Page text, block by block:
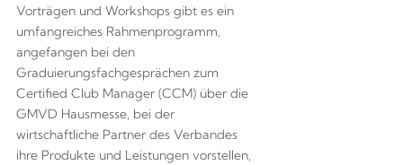
Vorträgen und Workshops gibt es ein
umfangreiches Rahmenprogramm,
angefangen bei den
Graduierungsfachgesprächen zum
Certified Club Manager (CCM) über die
GMVD Hausmesse, bei der
wirtschaftliche Partner des Verbandes
ihre Produkte und Leistungen vorstellen,